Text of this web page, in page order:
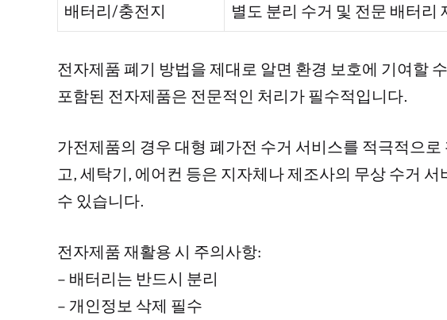
배터리/충전지 별도 분리 수거 및 전문 배터리
전자제품 폐기 방법을 제대로 알면 환경 보호에 기여할
포함된 전자제품은 전문적인 처리가 필수적입니다.
가전제품의 경우 대형 폐가전 수거 서비스를 적극적으
고, 세탁기, 에어컨 등은 지자체나 제조사의 무상 수거
수 있습니다.
전자제품 재활용 시 주의사항:
– 배터리는 반드시 분리
– 개인정보 삭제 필수